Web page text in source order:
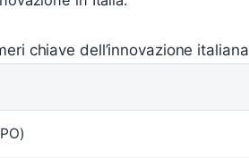
chiave dell’innovazione italiana